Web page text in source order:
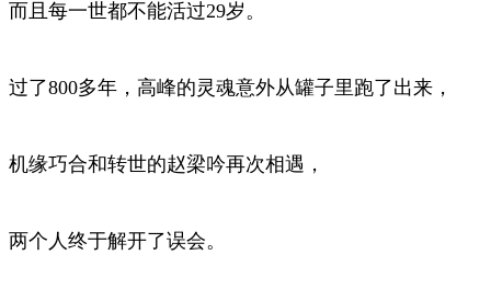
而且每一世都不能活过29岁。
过了800多年，高峰的灵魂意外从罐子里跑了出来，
机缘巧合和转世的赵梁吟再次相遇，
两个人终于解开了误会。